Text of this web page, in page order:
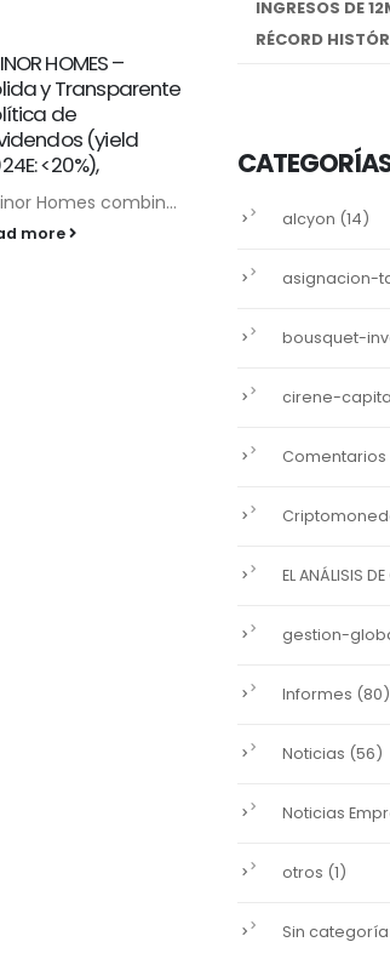
AEDAS HOMES -
SUPERA EXPECTATIVAS,
GANA €22m Y PREVÉ
FACTURAR €1.000m EN
2023-24
Aedas Homes experim...
read more
Los
read more
INGRESOS DE
RÉCORD
alcyon (14)
asignacion-
bousquet-
cirene-
Comentarios
EL ANÁLISIS
gestion-
Informes (80)
Noticias (56)
Noticias
otros (1)
Sin categoría